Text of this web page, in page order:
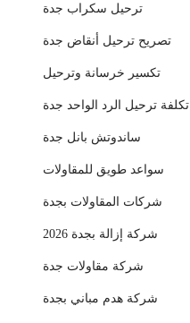
ترحيل سكراب جدة
تصريح ترحيل أنقاض جدة
تكسير خرسانة وترحيل
تكلفة ترحيل الرد الواحد جدة
ساندوتش بانل جدة
سواعد طويق للمقاولات
شركات المقاولات بجدة
شركة إزالة بجدة 2026
شركة مقاولات جدة
شركة هدم مباني بجدة